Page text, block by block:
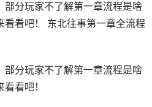
分玩家不了解第一章流程是啥
看吧！ 东北往事第一章全流程
分玩家不了解第一章流程是啥
看吧！